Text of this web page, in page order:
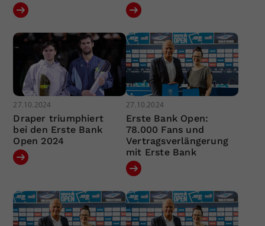
27.10.2024
Draper triumphiert
bei den Erste Bank
Open 2024
27.10.2024
Erste Bank Open:
78.000 Fans und
Vertragsverlängerung
mit Erste Bank